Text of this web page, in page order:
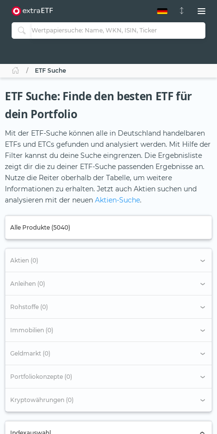
ETF-Guide 2.0
Guide Aktive ETFs
ETF-Sparpläne
ETF Suche
ETF Suche: Finde den besten ETF für
dein Portfolio
Mit der ETF-Suche können alle in Deutschland handelbaren
ETFs und ETCs gefunden und analysiert werden. Mit Hilfe der
Filter kannst du deine Suche eingrenzen. Die Ergebnisliste
zeigt dir die zu deiner ETF-Suche passenden Ergebnisse an.
Nutze die Reiter oberhalb der Tabelle, um weitere
Informationen zu erhalten. Jetzt auch Aktien suchen und
analysieren mit der neuen Aktien-Suche.
Alle Produkte (5040)
Aktien (0)
Anleihen (0)
Rohstoffe (0)
Immobilien (0)
Geldmarkt (0)
Portfoliokonzepte (0)
Kryptowährungen (0)